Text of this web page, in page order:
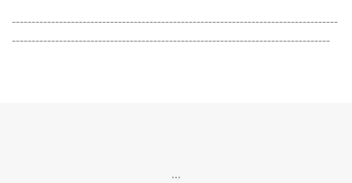
-----------------------------------------------------------------------------------
---------------------------------------------------------------------------------
...